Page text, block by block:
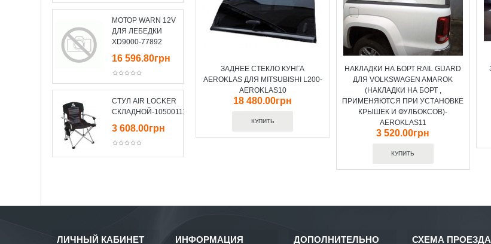
МОТОР WARN 12V
ДЛЯ ЛЕБЕДКИ
XD9000-77892
16 596.80грн
СТУЛ AIR LOCKER
СКЛАДНОЙ-10500111
3 608.00грн
ЗАДНЕЕ СТЕКЛО КУНГА
AEROKLAS ДЛЯ MITSUBISHI L200-
AEROKLAS10
18 480.00грн
НАКЛАДКИ НА БОРТ RAIL GUARD
ДЛЯ VOLKSWAGEN AMAROK
(НАКЛАДКИ НА БОРТ ,
ПРИМЕНЯЮТСЯ ПРИ УСТАНОВКЕ
КРЫШЕК И ФУЛБОКСОВ)-
AEROKLAS11
3 520.00грн
ЛИЧНЫЙ КАБИНЕТ ИНФОРМАЦИЯ ДОПОЛНИТЕЛЬНО СХЕМА ПРОЕЗДА